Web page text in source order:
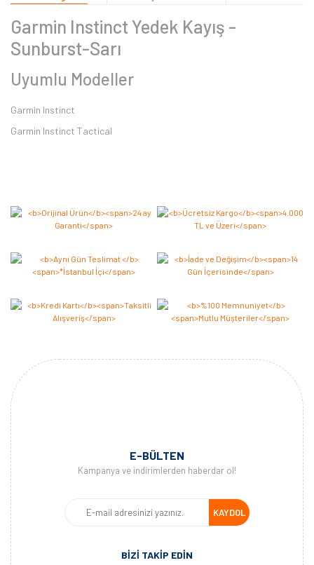
Garmin Instinct Yedek Kayış -
Sunburst-Sarı
Uyumlu Modeller
Garmin Instinct
Garmin Instinct Tactical
E-BÜLTEN
Kampanya ve indirimlerden haberdar ol!
KAYDOL
BİZİ TAKİP EDİN